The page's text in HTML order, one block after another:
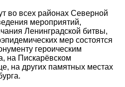
во всех районах Северной
мероприятий,
Ленинградской битвы,
мер состоятся
героическим
на Пискарёвском
на других памятных местах